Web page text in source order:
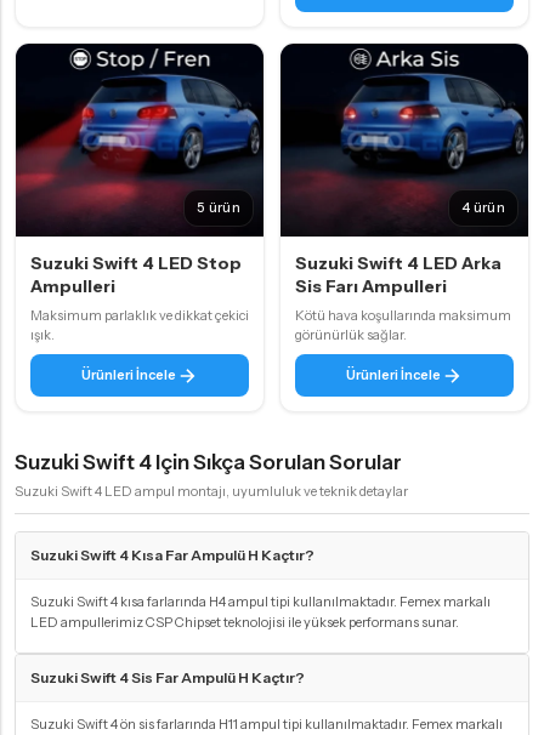
5 ürün
Suzuki Swift 4 LED Stop
Ampulleri
Maksimum parlaklık ve dikkat çekici
ışık.
Ürünleri İncele
4 ürün
Suzuki Swift 4 LED Arka
Sis Farı Ampulleri
Kötü hava koşullarında maksimum
görünürlük sağlar.
Ürünleri İncele
Suzuki Swift 4 Için Sıkça Sorulan Sorular
Suzuki Swift 4 LED ampul montajı, uyumluluk ve teknik detaylar
Suzuki Swift 4 Kısa Far Ampulü H Kaçtır?
Suzuki Swift 4 kısa farlarında H4 ampul tipi kullanılmaktadır. Femex markalı
LED ampullerimiz CSP Chipset teknolojisi ile yüksek performans sunar.
Suzuki Swift 4 Sis Far Ampulü H Kaçtır?
Suzuki Swift 4 ön sis farlarında H11 ampul tipi kullanılmaktadır. Femex markalı